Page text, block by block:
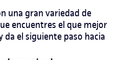
una gran variedad de
encuentres el que mejor
el siguiente paso hacia